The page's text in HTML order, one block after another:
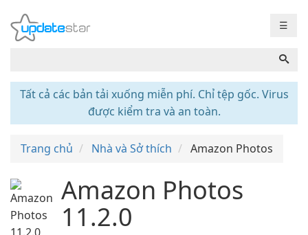
☰
Tất cả các bản tải xuống miễn phí. Chỉ tệp gốc. Virus
được kiểm tra và an toàn.
Trang chủ Nhà và Sở thích Amazon Photos
Amazon Photos
11.2.0